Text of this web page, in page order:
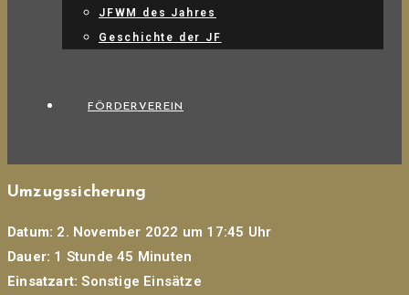
JFWM des Jahres
Geschichte der JF
FÖRDERVEREIN
Umzugssicherung
Datum: 2. November 2022 um 17:45 Uhr
Dauer: 1 Stunde 45 Minuten
Einsatzart: Sonstige Einsätze